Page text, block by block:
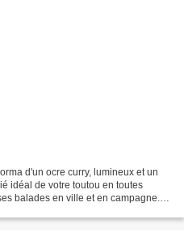
d'un ocre curry, lumineux et un
idéal de votre toutou en toutes
balades en ville et en campagne.